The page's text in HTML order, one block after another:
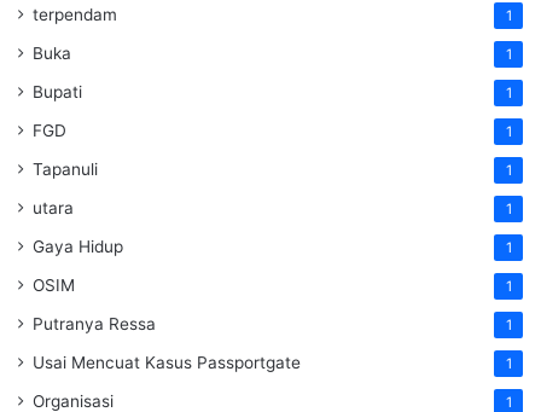
terpendam 1
Buka 1
Bupati 1
FGD 1
Tapanuli 1
utara 1
Gaya Hidup 1
OSIM 1
Putranya Ressa 1
Usai Mencuat Kasus Passportgate 1
Organisasi 1